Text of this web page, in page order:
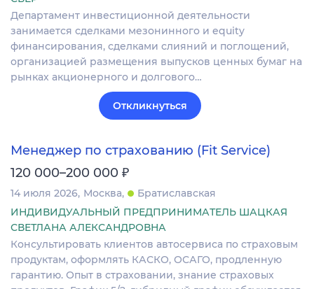
Департамент инвестиционной деятельности
занимается сделками мезонинного и equity
финансирования, сделками слияний и поглощений,
организацией размещения выпусков ценных бумаг на
рынках акционерного и долгового…
Откликнуться
Менеджер по страхованию (Fit Service)
120 000–200 000 ₽
14 июля 2026 Москва
Братиславская
ИНДИВИДУАЛЬНЫЙ ПРЕДПРИНИМАТЕЛЬ ШАЦКАЯ
СВЕТЛАНА АЛЕКСАНДРОВНА
Консультировать клиентов автосервиса по страховым
продуктам, оформлять КАСКО, ОСАГО, продленную
гарантию. Опыт в страховании, знание страховых